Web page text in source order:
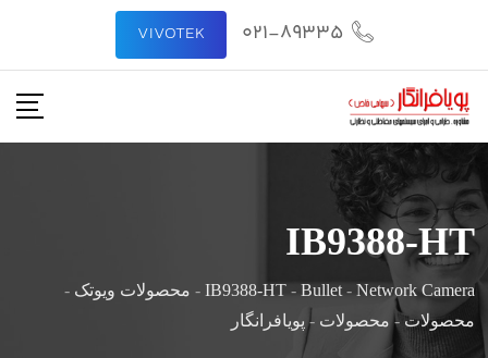
021-89335
VIVOTEK
IB9388-HT
IB9388-HT - Bullet - Network Camera
- محصولات ویوتک -
محصولات - محصولات - پویافرانگار